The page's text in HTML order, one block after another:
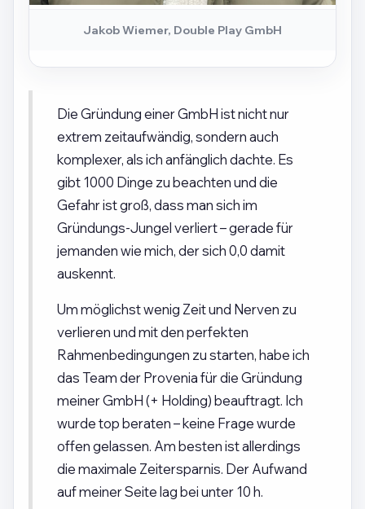
Jakob Wiemer, Double Play GmbH
Die Gründung einer GmbH ist nicht nur
extrem zeitaufwändig, sondern auch
komplexer, als ich anfänglich dachte. Es
gibt 1000 Dinge zu beachten und die
Gefahr ist groß, dass man sich im
Gründungs-Jungel verliert – gerade für
jemanden wie mich, der sich 0,0 damit
auskennt.
Um möglichst wenig Zeit und Nerven zu
verlieren und mit den perfekten
Rahmenbedingungen zu starten, habe ich
das Team der Provenia für die Gründung
meiner GmbH (+ Holding) beauftragt. Ich
wurde top beraten – keine Frage wurde
offen gelassen. Am besten ist allerdings
die maximale Zeitersparnis. Der Aufwand
auf meiner Seite lag bei unter 10 h.